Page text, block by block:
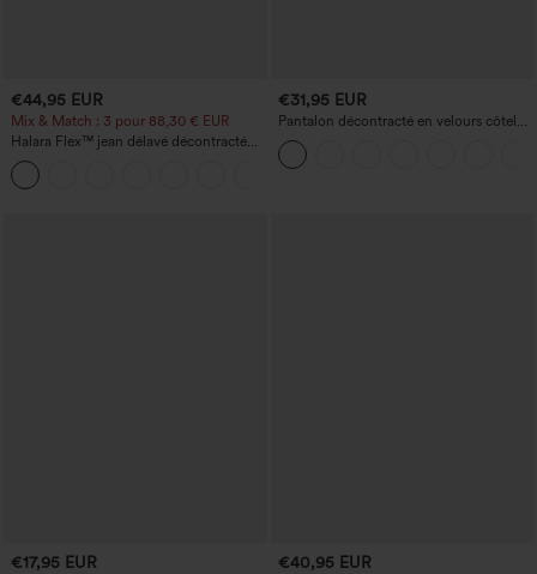
€44,95 EUR
Mix & Match : 3 pour 88,30 € EUR
Halara Flex™ jean délavé décontracté
taille haute à poches, coupe baggy à
jambe large
€31,95 EUR
Pantalon décontracté en velours côtelé,
taille mi-haute, poche zippée
€17,95 EUR €40,95 EUR